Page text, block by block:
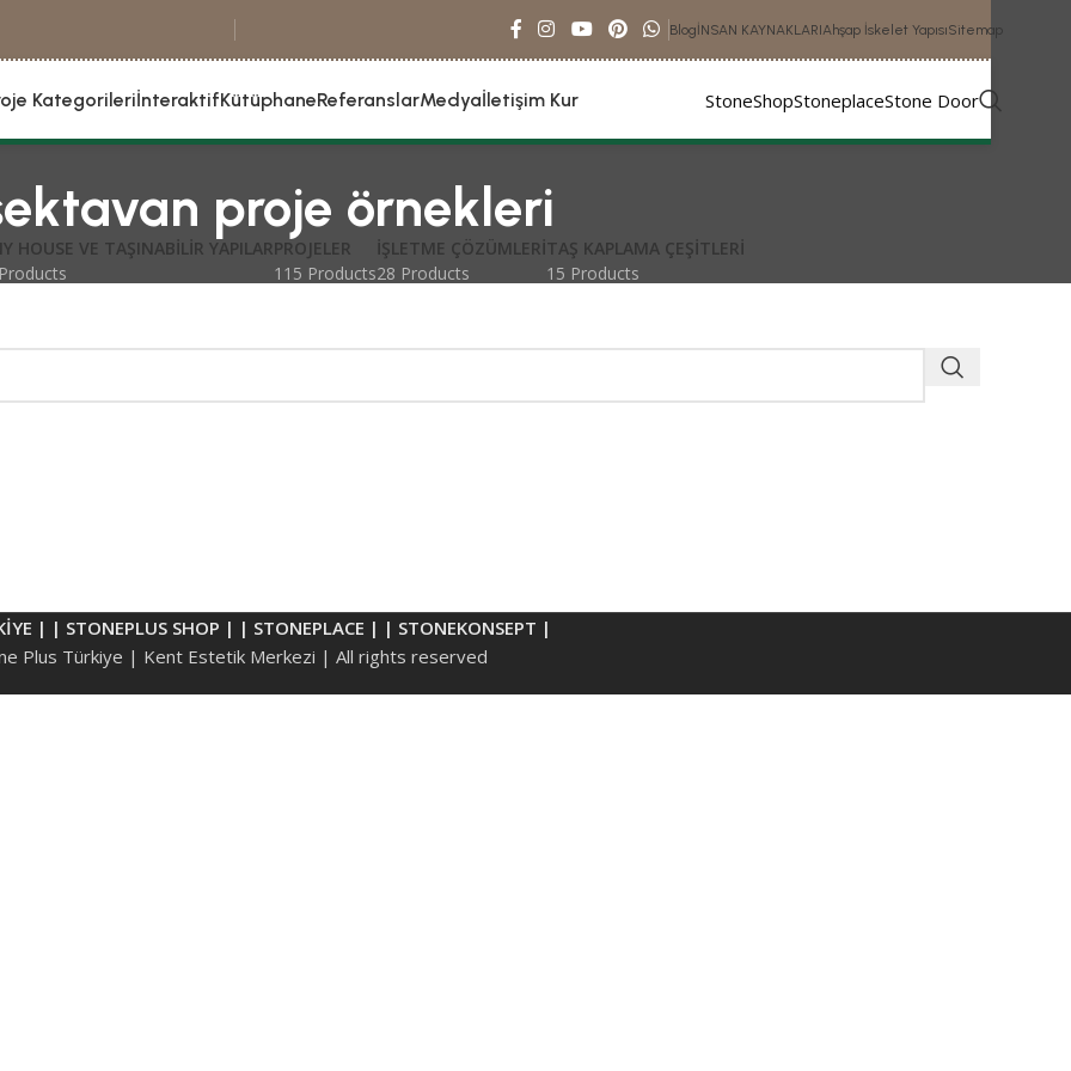
BlogİNSAN KAYNAKLARIAhşap İskelet YapısıSitemap
KategorileriİnteraktifKütüphaneReferanslarMedyaİletişim Kur StoneShopStoneplaceStone Door
proje örnekleri
HOUSE VE TAŞINABILIR YAPILARPROJELER
115 Products
İŞLETME ÇÖZÜMLERI
28 Products
TAŞ KAPLAMA ÇEŞITLERI
15 Products
| | STONEPLUS SHOP | | STONEPLACE | | STONEKONSEPT |
Plus Türkiye | Kent Estetik Merkezi | All rights reserved